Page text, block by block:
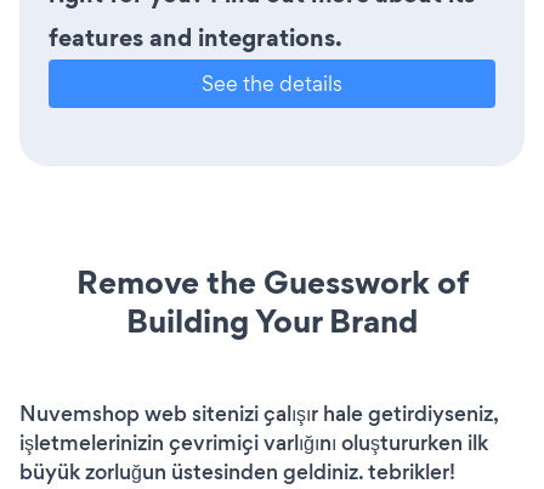
features and integrations.
See the details
Remove the Guesswork of
Building Your Brand
Nuvemshop web sitenizi çalışır hale getirdiyseniz,
işletmelerinizin çevrimiçi varlığını oluştururken ilk
büyük zorluğun üstesinden geldiniz. tebrikler!